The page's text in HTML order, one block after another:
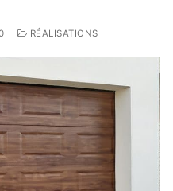
RÉALISATIONS